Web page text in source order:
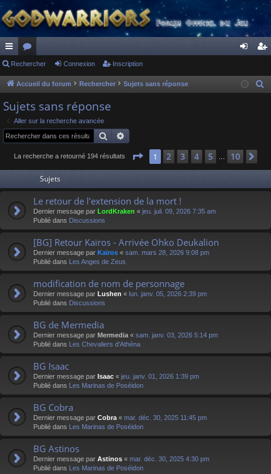
ac
co
ur
ci
s
or
u
s
ne cri
Rechercher Connexion Inscription
Accueil du forum Rechercher Sujets sans réponse
e
Sujets sans réponse
Aller sur la recherche avancée
Rechercher
La recherche a retourné 194 résultats Page 1sur 10
1 2 3 4 5 10
Sujets
Le retour de l'extension de la mort !
Dernier message par LordKraken « jeu. juil. 09, 2026 7:35 am
Publié dans Discussions
[BG] Retour Kaïros - Arrivée Ohko Deukalion
Dernier message par Kaïros « sam. mars 28, 2026 9:08 pm
Publié dans Les Anges de Zeus
modification de nom de personnage
Dernier message par Lushen « lun. janv. 05, 2026 2:39 pm
Publié dans Discussions
BG de Mermedia
Dernier message par Mermedia « sam. janv. 03, 2026 5:14 pm
Publié dans Les Chevaliers d'Athéna
BG Isaac
Dernier message par Isaac « jeu. janv. 01, 2026 1:39 pm
Publié dans Les Marinas de Poséidon
BG Cobra
Dernier message par Cobra « mar. déc. 30, 2025 11:45 pm
Publié dans Les Marinas de Poséidon
BG Astinos
Dernier message par Astinos « mar. déc. 30, 2025 4:30 pm
Publié dans Les Marinas de Poséidon